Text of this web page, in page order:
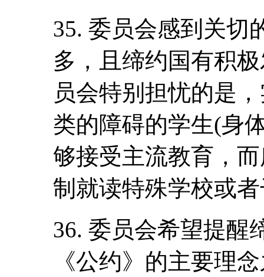
35. 委员会感到关切
多，且缔约国有积
员会特别担忧的是
类的障碍的学生(身
够接受主流教育，
制就读特殊学校或
36. 委员会希望提醒
《公约》的主要理